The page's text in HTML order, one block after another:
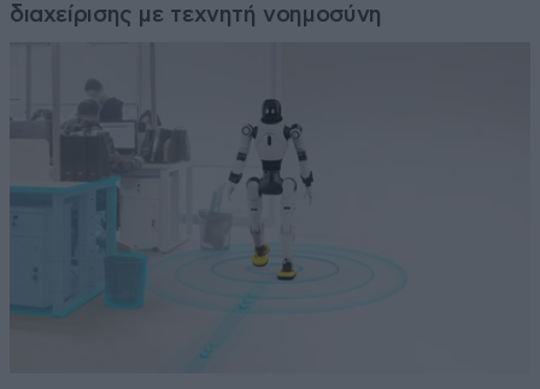
διαχείρισης με τεχνητή νοημοσύνη